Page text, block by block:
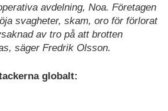
avdelning, Noa. Företagen
svagheter, skam, oro för förlorat
av tro på att brotten
säger Fredrik Olsson.
globalt: